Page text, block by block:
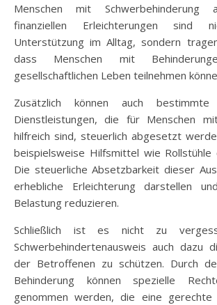
Menschen mit Schwerbehinderung
finanziellen Erleichterungen sind
Unterstützung im Alltag, sondern
dass Menschen mit
gesellschaftlichen Leben teilnehmen
Zusätzlich können auch
Dienstleistungen, die für Menschen
hilfreich sind, steuerlich abgesetzt
beispielsweise Hilfsmittel wie
Die steuerliche Absetzbarkeit dieser
erhebliche Erleichterung darstellen
Belastung reduzieren.
Schließlich ist es nicht zu
Schwerbehindertenausweis auch dazu
der Betroffenen zu schützen. Durch
Behinderung können spezielle
genommen werden, die eine gerechte